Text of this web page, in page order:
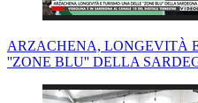
ARZACHENA, LONGEVITÀ
''ZONE BLU'' DELLA